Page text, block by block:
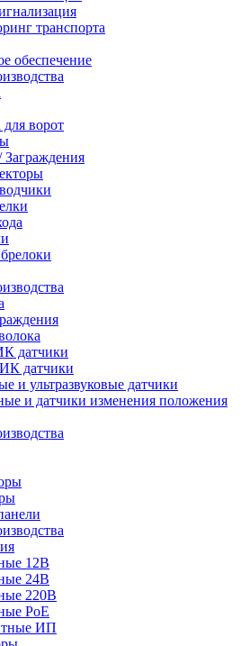
транспорта
обеспечение
ворот
датчики
датчики
и ультразвуковые датчики
и датчики изменения положения
12В
24В
220В
PoE
ИП